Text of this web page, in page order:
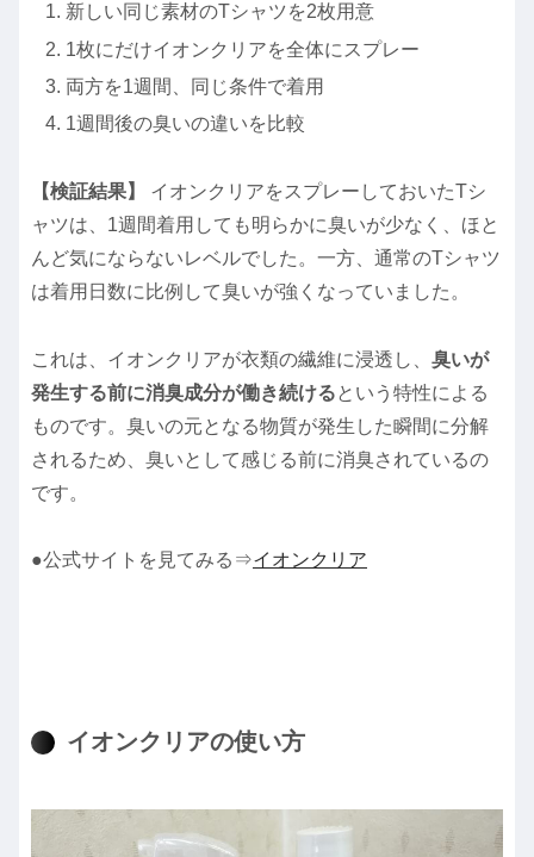
新しい同じ素材のTシャツを2枚用意
1枚にだけイオンクリアを全体にスプレー
両方を1週間、同じ条件で着用
1週間後の臭いの違いを比較
【検証結果】
イオンクリアをスプレーしておいたTシ
ャツは、1週間着用しても明らかに臭いが少なく、ほと
んど気にならないレベルでした。一方、通常のTシャツ
は着用日数に比例して臭いが強くなっていました。
これは、イオンクリアが衣類の繊維に浸透し、 臭いが
発生する前に消臭成分が働き続けるという特性による
ものです。臭いの元となる物質が発生した瞬間に分解
されるため、臭いとして感じる前に消臭されているの
です。
●公式サイトを見てみる⇒イオンクリア
イオンクリアの使い方